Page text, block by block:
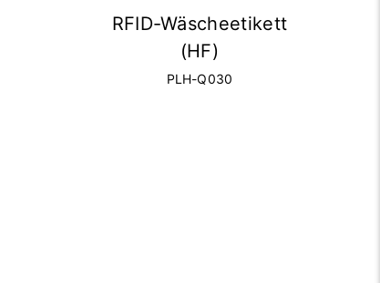
RFID-Wäscheetikett
(HF)
PLH-Q030